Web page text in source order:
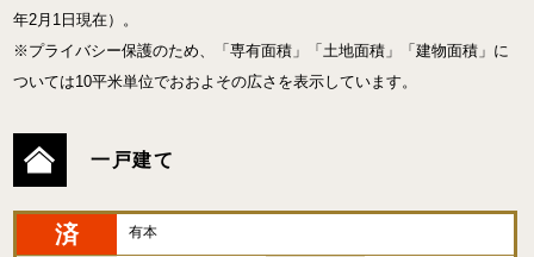
年2月1日現在）。
※プライバシー保護のため、「専有面積」「土地面積」「建物面積」に
ついては10平米単位でおおよその広さを表示しています。
一戸建て
済 有本